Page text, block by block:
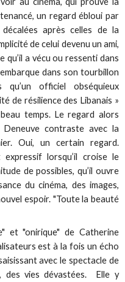
un regard ébloui par
après celles de la
de celui devenu un ami,
qu’il a vécu ou ressenti dans
dans son tourbillon
qu’un officiel obséquieux
de résilience des Libanais »
temps. Le regard alors
contraste avec la
Oui, un certain regard.
lorsqu’il croise le
de possibles, qu’il ouvre
du cinéma, des images,
espoir. "Toute la beauté
et "onirique" de Catherine
est à la fois un écho
avec le spectacle de
des vies dévastées. Elle y